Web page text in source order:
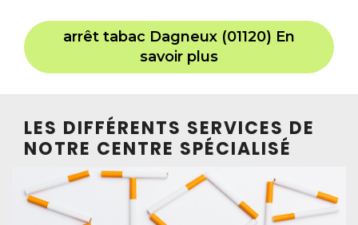
arrêt tabac Dagneux (01120) En
savoir plus
LES DIFFÉRENTS SERVICES DE
NOTRE CENTRE SPÉCIALISÉ